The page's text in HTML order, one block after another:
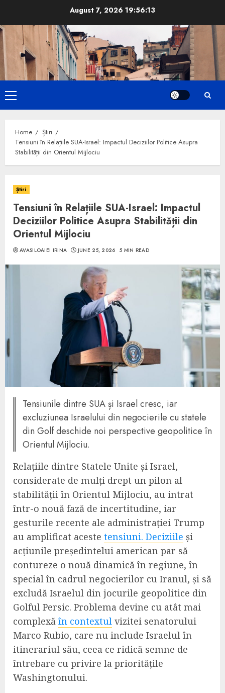
content
August 7, 2026 19:56:14
Primary
Menu
Home
Știri
Tensiuni în Relațiile SUA-Israel: Impactul Deciziilor Politice Asupra
Stabilității din Orientul Mijlociu
Știri
Tensiuni în Relațiile SUA-Israel: Impactul
Deciziilor Politice Asupra Stabilității din
Orientul Mijlociu
AVASILOAIEI IRINA JUNE 25, 2026 5 MIN READ
Tensiunile dintre SUA și Israel cresc, iar
excluziunea Israelului din negocierile cu statele
din Golf deschide noi perspective geopolitice în
Orientul Mijlociu.
Relațiile dintre Statele Unite și Israel,
considerate de mulți drept un pilon al
stabilității în Orientul Mijlociu, au intrat
într-o nouă fază de incertitudine, iar
gesturile recente ale administrației Trump
au amplificat aceste tensiuni. Deciziile și
acțiunile președintelui american par să
contureze o nouă dinamică în regiune, în
special în cadrul negocierilor cu Iranul, și să
excludă Israelul din jocurile geopolitice din
Golful Persic. Problema devine cu atât mai
complexă în contextul vizitei senatorului
Marco Rubio, care nu include Israelul în
itinerariul său, ceea ce ridică semne de
întrebare cu privire la prioritățile
Washingtonului.